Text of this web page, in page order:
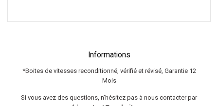
Informations
*Boites de vitesses reconditionné, vérifié et révisé, Garantie 12
Mois
Si vous avez des questions, n'hésitez pas à nous contacter par